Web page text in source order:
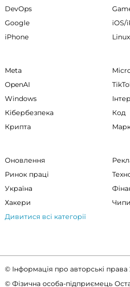
DevOps
Google
iOS/
iPhone
Linux
Meta
OpenAI
Windows
Кібербезпека
Код
Крипта
Оновлення
Ринок праці
Україна
Хакери
Чипи
Дивитися всі категорії
© Інформація про авторські права
© Фізична особа-підприємець